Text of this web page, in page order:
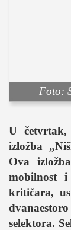
zabava
muzika
moda i
studenti
Foto:
U četvrtak,
izložba
Ova
mobilnost i
kritičara,
selektora.